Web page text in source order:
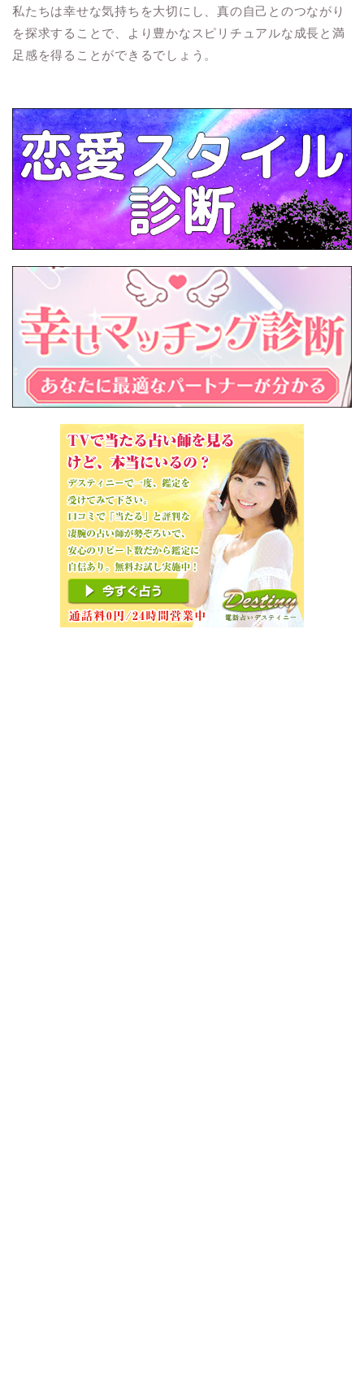
私たちは幸せな気持ちを大切にし、真の自己とのつながり
を探求することで、より豊かなスピリチュアルな成長と満
足感を得ることができるでしょう。